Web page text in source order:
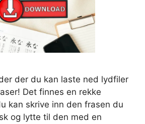
der du kan laste ned lydfiler
Det finnes en rekke
kan skrive inn den frasen du
og lytte til den med en